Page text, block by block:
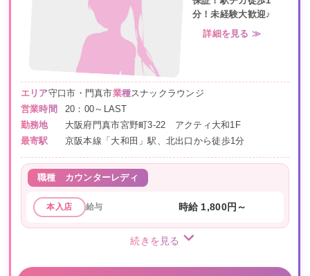
分！未経験大歓迎♪
詳細を見る ≫
エリア守口市・門真市業種スナックラウンジ
営業時間
20：00～LAST
勤務地
大阪府門真市宮野町3-22 アクティ大和1F
最寄駅
京阪本線「大和田」駅、北出口から徒歩1分
職種 カウンターレディ
本入店 給与 時給 1,800円～
続きを見る